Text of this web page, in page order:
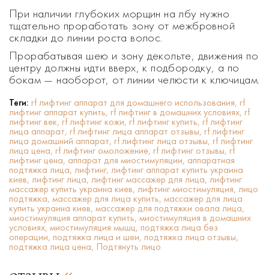
При наличии глубоких морщин на лбу нужно
тщательно проработать зону от межбровной
складки до линии роста волос.
Прорабатывая шею и зону декольте, движения по
центру должны идти вверх, к подбородку, а по
бокам — наоборот, от линии челюсти к ключицам.
Теги: rf лифтинг аппарат для домашнего использования, rf
лифтинг аппарат купить, rf лифтинг в домашних условиях, rf
лифтинг век, rf лифтинг кожи, rf лифтинг купить, rf лифтинг
лица аппарат, rf лифтинг лица аппарат отзывы, rf лифтинг
лица домашний аппарат, rf лифтинг лица отзывы, rf лифтинг
лица цена, rf лифтинг омоложение, rf лифтинг отзывы, rf
лифтинг цена, аппарат для миостимуляции, аппаратная
подтяжка лица, лифтинг, лифтинг аппарат купить украина
киев, лифтинг лица, лифтинг массажер для лица, лифтинг
массажер купить украина киев, лифтинг миостимуляция, лицо
подтяжка, массажер для лица купить, массажер для лица
купить украина киев, массажер для подтяжки овала лица,
миостимуляция аппарат купить, миостимуляция в домашних
условиях, миостимуляция мышц, подтяжка лица без
операции, подтяжка лица и шеи, подтяжка лица отзывы,
подтяжка лица цена, Подтянуть лицо